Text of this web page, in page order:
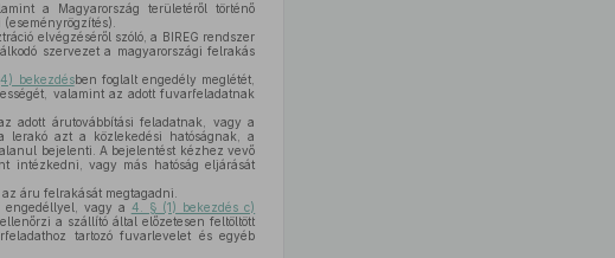
a Magyarország területéről történő
elvégzéséről szóló, a BIREG rendszer
szervezet a magyarországi felrakás
bekezdésben foglalt engedély meglétét,
valamint az adott fuvarfeladatnak
adott árutovábbítási feladatnak, vagy a
azt a közlekedési hatóságnak, a
bejelenti. A bejelentést kézhez vevő
intézkedni, vagy más hatóság eljárását
áru felrakását megtagadni.
vagy a 4. § (1) bekezdés c)
a szállító által előzetesen feltöltött
tartozó fuvarlevelet és egyéb